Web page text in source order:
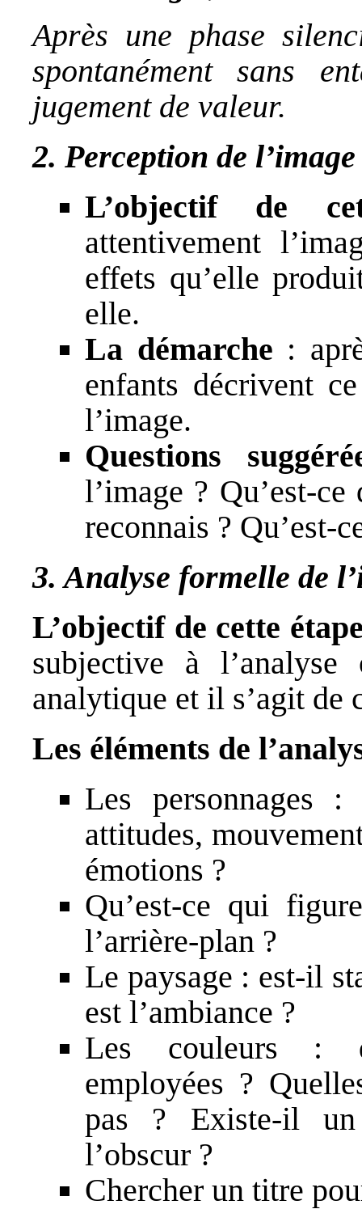
Après une phase
spontanément sans
jugement de valeur.
2. Perception de l’image
L’objectif de
attentivement
effets qu’elle
elle.
La démarche :
enfants décrivent
l’image.
Questions
l’image ? Qu’est-
reconnais ? Qu’est-
3. Analyse formelle de
L’objectif de cette
subjective à
analytique et il s’agit de
Les éléments de
Les personnages
attitudes,
émotions ?
Qu’est-ce qui
l’arrière-plan ?
Le paysage : est-il
est l’ambiance ?
Les couleurs :
employées ?
pas ? Existe-il
l’obscur ?
Chercher un titre